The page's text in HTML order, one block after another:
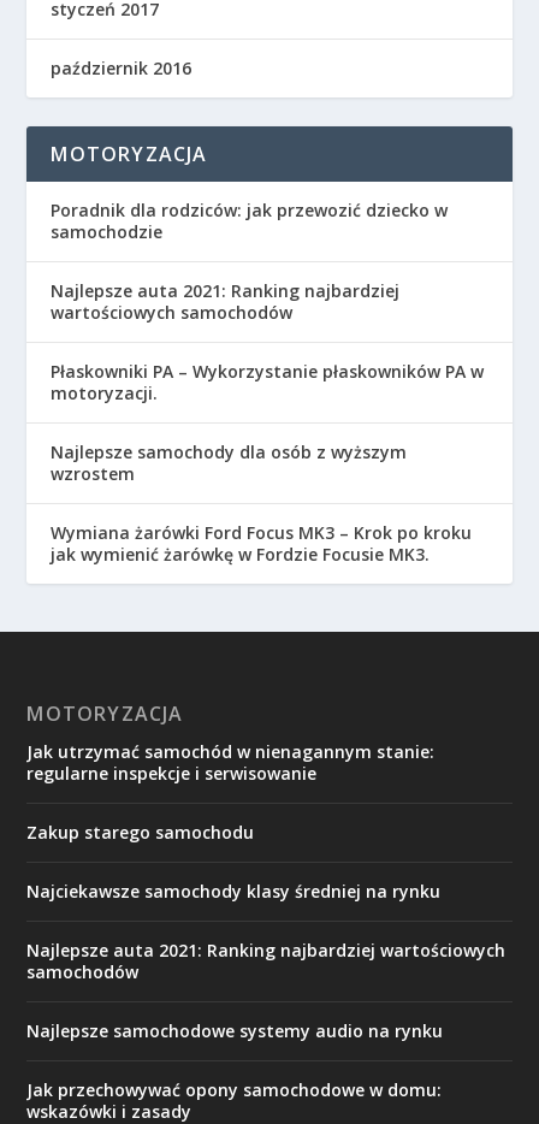
styczeń 2017
październik 2016
MOTORYZACJA
Poradnik dla rodziców: jak przewozić dziecko w
samochodzie
Najlepsze auta 2021: Ranking najbardziej
wartościowych samochodów
Płaskowniki PA – Wykorzystanie płaskowników PA w
motoryzacji.
Najlepsze samochody dla osób z wyższym
wzrostem
Wymiana żarówki Ford Focus MK3 – Krok po kroku
jak wymienić żarówkę w Fordzie Focusie MK3.
MOTORYZACJA
Jak utrzymać samochód w nienagannym stanie:
regularne inspekcje i serwisowanie
Zakup starego samochodu
Najciekawsze samochody klasy średniej na rynku
Najlepsze auta 2021: Ranking najbardziej wartościowych
samochodów
Najlepsze samochodowe systemy audio na rynku
Jak przechowywać opony samochodowe w domu:
wskazówki i zasady